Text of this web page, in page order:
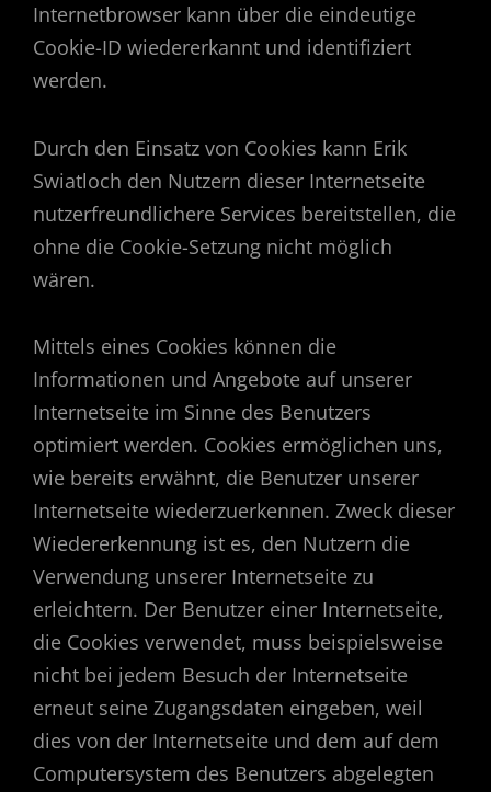
Internetbrowser kann über die eindeutige
Cookie-ID wiedererkannt und identifiziert
werden.
Durch den Einsatz von Cookies kann Erik
Swiatloch den Nutzern dieser Internetseite
nutzerfreundlichere Services bereitstellen, die
ohne die Cookie-Setzung nicht möglich
wären.
Mittels eines Cookies können die
Informationen und Angebote auf unserer
Internetseite im Sinne des Benutzers
optimiert werden. Cookies ermöglichen uns,
wie bereits erwähnt, die Benutzer unserer
Internetseite wiederzuerkennen. Zweck dieser
Wiedererkennung ist es, den Nutzern die
Verwendung unserer Internetseite zu
erleichtern. Der Benutzer einer Internetseite,
die Cookies verwendet, muss beispielsweise
nicht bei jedem Besuch der Internetseite
erneut seine Zugangsdaten eingeben, weil
dies von der Internetseite und dem auf dem
Computersystem des Benutzers abgelegten